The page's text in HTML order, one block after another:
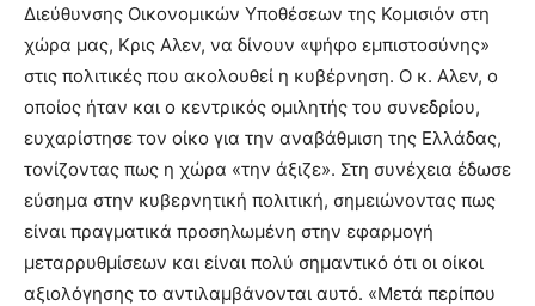
Διεύθυνσης Οικονομικών Υποθέσεων της Κομισιόν στη
χώρα μας, Κρις Αλεν, να δίνουν «ψήφο εμπιστοσύνης»
στις πολιτικές που ακολουθεί η κυβέρνηση. Ο κ. Αλεν, ο
οποίος ήταν και ο κεντρικός ομιλητής του συνεδρίου,
ευχαρίστησε τον οίκο για την αναβάθμιση της Ελλάδας,
τονίζοντας πως η χώρα «την άξιζε». Στη συνέχεια έδωσε
εύσημα στην κυβερνητική πολιτική, σημειώνοντας πως
είναι πραγματικά προσηλωμένη στην εφαρμογή
μεταρρυθμίσεων και είναι πολύ σημαντικό ότι οι οίκοι
αξιολόγησης το αντιλαμβάνονται αυτό. «Μετά περίπου